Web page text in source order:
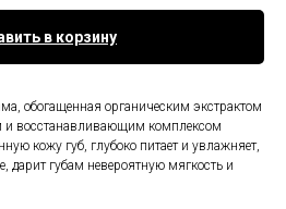
в корзину
обогащенная органическим экстрактом
восстанавливающим комплексом
кожу губ, глубоко питает и увлажняет,
дарит губам невероятную мягкость и